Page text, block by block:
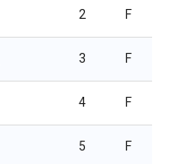
2 F
3 F
4 F
5 F